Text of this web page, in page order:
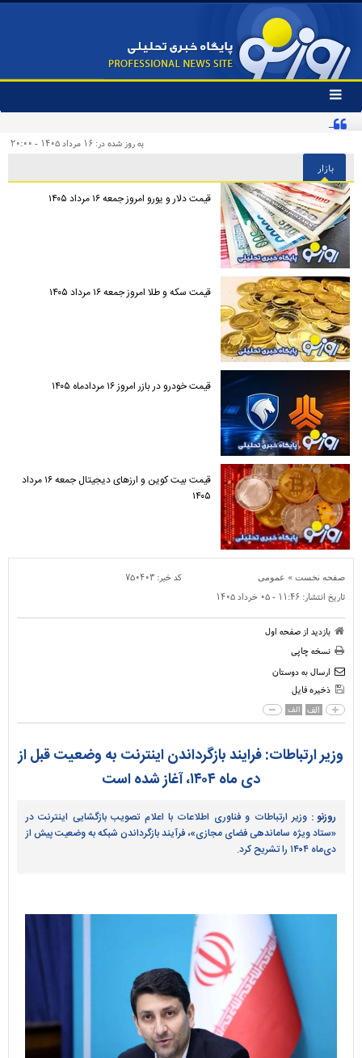
تغییر
وضعیت
منوی
ها
به روز شده در: ۱۶ مرداد ۱۴۰۵ - ۲۰:۰۰
بازار
قیمت دلار و یورو امروز جمعه ۱۶ مرداد ۱۴۰۵
قیمت سکه و طلا امروز جمعه ۱۶ مرداد ۱۴۰۵
قیمت خودرو در بازر امروز ۱۶ مردادماه ۱۴۰۵
قیمت بیت کوین و ارز‌های دیجیتال جمعه ۱۶ مرداد
۱۴۰۵
صفحه نخست » عمومی کد خبر: ۷۵۰۴۰۳
تاریخ انتشار: ۱۱:۴۶ - ۰۵ خرداد ۱۴۰۵
بازدید از صفحه اول
نسخه چاپی
ارسال به دوستان
ذخیره فایل
الف الف
وزیر ارتباطات: فرایند بازگرداندن اینترنت به وضعیت قبل از
دی ماه ۱۴۰۴، آغاز شده است
روزنو : وزیر ارتباطات و فناوری اطلاعات با اعلام تصویب بازگشایی اینترنت در
«ستاد ویژه ساماندهی فضای مجازی»، فرآیند بازگرداندن شبکه به وضعیت پیش از
دی‌ماه ۱۴۰۴ را تشریح کرد.